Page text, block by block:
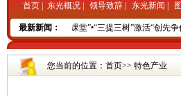
首页 东光概况 领导致辞 东光新闻
最新新闻：
富能手开办“农家课堂”•“三提三树”激活“创先争
您当前的位置： 首页>> 特色产业